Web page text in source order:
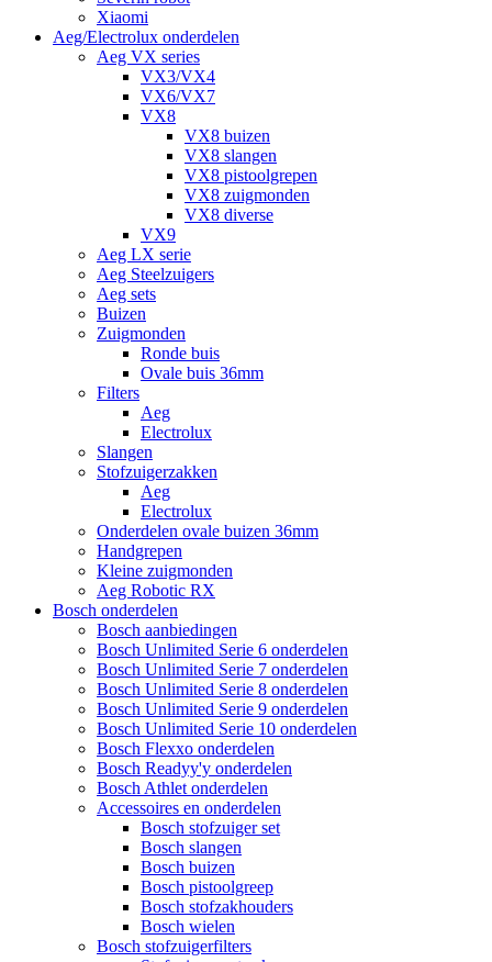
Xiaomi
Aeg/Electrolux onderdelen
Aeg VX series
VX3/VX4
VX6/VX7
VX8
VX8 buizen
VX8 slangen
VX8 pistoolgrepen
VX8 zuigmonden
VX8 diverse
VX9
Aeg LX serie
Aeg Steelzuigers
Aeg sets
Buizen
Zuigmonden
Ronde buis
Ovale buis 36mm
Filters
Aeg
Electrolux
Slangen
Stofzuigerzakken
Aeg
Electrolux
Onderdelen ovale buizen 36mm
Handgrepen
Kleine zuigmonden
Aeg Robotic RX
Bosch onderdelen
Bosch aanbiedingen
Bosch Unlimited Serie 6 onderdelen
Bosch Unlimited Serie 7 onderdelen
Bosch Unlimited Serie 8 onderdelen
Bosch Unlimited Serie 9 onderdelen
Bosch Unlimited Serie 10 onderdelen
Bosch Flexxo onderdelen
Bosch Readyy'y onderdelen
Bosch Athlet onderdelen
Accessoires en onderdelen
Bosch stofzuiger set
Bosch slangen
Bosch buizen
Bosch pistoolgreep
Bosch stofzakhouders
Bosch wielen
Bosch stofzuigerfilters